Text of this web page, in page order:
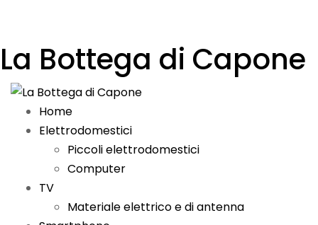
La Bottega di Capone
Home
Elettrodomestici
Piccoli elettrodomestici
Computer
TV
Materiale elettrico e di antenna